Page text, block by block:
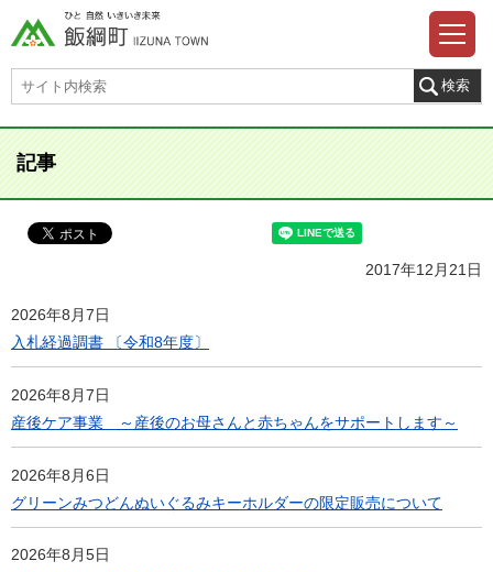
記事
2017年12月21日
2026年8月7日
入札経過調書 〔令和8年度〕
2026年8月7日
産後ケア事業 ～産後のお母さんと赤ちゃんをサポートします～
2026年8月6日
グリーンみつどんぬいぐるみキーホルダーの限定販売について
2026年8月5日